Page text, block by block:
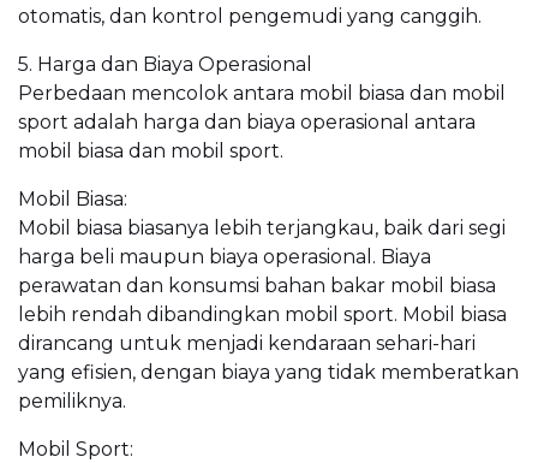
otomatis, dan kontrol pengemudi yang canggih.
5. Harga dan Biaya Operasional
Perbedaan mencolok antara mobil biasa dan mobil
sport adalah harga dan biaya operasional antara
mobil biasa dan mobil sport.
Mobil Biasa:
Mobil biasa biasanya lebih terjangkau, baik dari segi
harga beli maupun biaya operasional. Biaya
perawatan dan konsumsi bahan bakar mobil biasa
lebih rendah dibandingkan mobil sport. Mobil biasa
dirancang untuk menjadi kendaraan sehari-hari
yang efisien, dengan biaya yang tidak memberatkan
pemiliknya.
Mobil Sport: